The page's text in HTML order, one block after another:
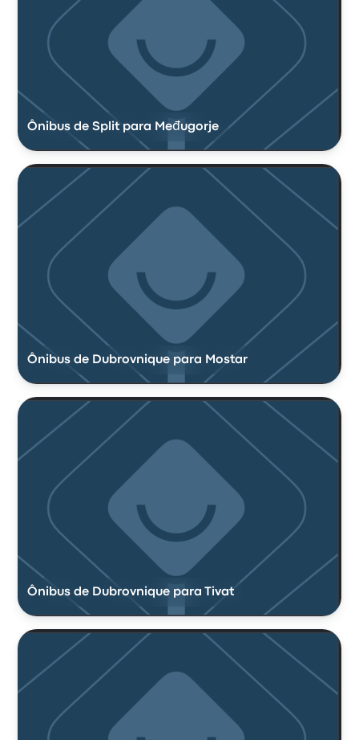
Ônibus de Split para Međugorje
Ônibus de Dubrovnique para Mostar
Ônibus de Dubrovnique para Tivat